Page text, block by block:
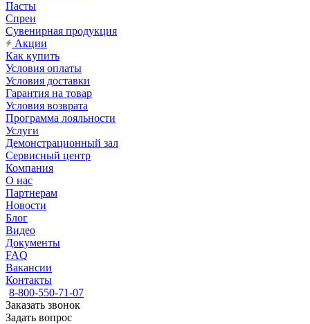
Пасты
Спреи
Сувенирная продукция
Акции
Как купить
Условия оплаты
Условия доставки
Гарантия на товар
Условия возврата
Программа лояльности
Услуги
Демонстрационный зал
Сервисный центр
Компания
О нас
Партнерам
Новости
Блог
Видео
Документы
FAQ
Вакансии
Контакты
8-800-550-71-07
Заказать звонок
Задать вопрос